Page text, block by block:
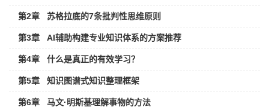
第2章 苏格拉底的7条批判性思维原则
第3章 AI辅助构建专业知识体系的方案推荐
第4章 什么是真正的有效学习？
第5章 知识图谱式知识整理框架
第6章 马文·明斯基理解事物的方法